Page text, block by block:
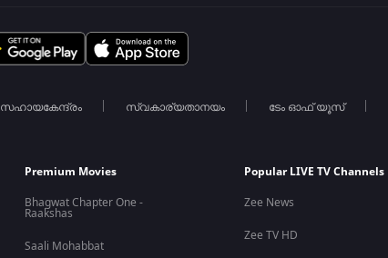
സഹായകേന്ദ്രം സ്വകാര്യതാനയം ടേം ഓഫ് യൂസ്
Premium Movies
Bhagwat Chapter One -
Raakshas
Saali Mohabbat
Popular LIVE TV Channels
Zee News
Zee TV HD